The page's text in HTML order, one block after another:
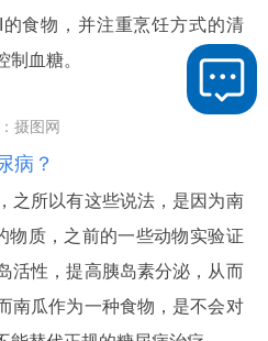
食物，并注重烹饪方式的清
制血糖。
摄图网
病？
之所以有这些说法，是因为南
物质，之前的一些动物实验证
活性，提高胰岛素分泌，从而
南瓜作为一种食物，是不会对